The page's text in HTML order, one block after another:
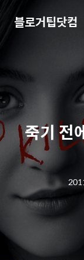
블로거팁닷컴
죽기 전